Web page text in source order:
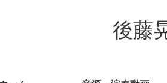
後藤